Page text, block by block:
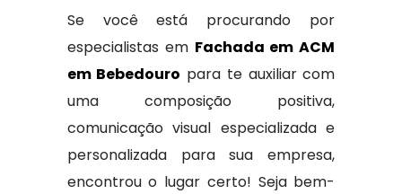
Se você está procurando por
especialistas em Fachada em ACM
em Bebedouro para te auxiliar com
uma composição positiva,
comunicação visual especializada e
personalizada para sua empresa,
encontrou o lugar certo! Seja bem-